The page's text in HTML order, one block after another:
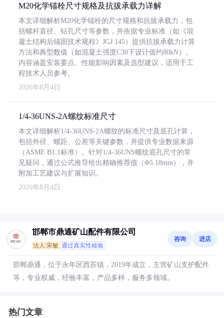
M20化学锚栓尺寸规格及抗拔承载力详解
本文详细解析M20化学锚栓的尺寸规格和抗拔承载力，包
括螺杆直径、钻孔尺寸等参数，并依据专业标准（如《混
凝土结构后锚固技术规程》JGJ 145）提供抗拔承载力计算
方法和典型数值（如混凝土强度C30下设计值约80kN）。
内容涵盖安装要点、性能影响因素及选型建议，适用于工
程技术人员参考。
2026年8月4日
1/4-36UNS-2A螺纹标准尺寸
本文详细解析1/4-36UNS-2A螺纹的标准尺寸及底孔计算，
包括外径、螺距、公差等关键参数，并提供专业数据来源
（ASME B1.1标准）。针对1/4-36UNS螺纹底孔尺寸的常
见疑问，通过公式推导给出精确推荐值（Φ5.18mm），并
附加工艺建议与扩展知识。
2026年8月4日
邯郸市鼎通矿山配件有限公司
法人:宋敏 通过真实性核验
咨询 进店
邯郸鼎通，位于永年区西苏镇，2019年成立，主营矿山支护配件
等，专业权威，经验丰富，产品多样，服务多领域。
热门文章